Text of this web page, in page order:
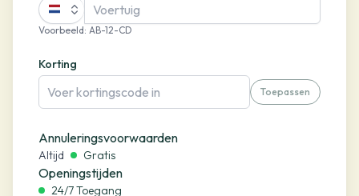
Voorbeeld: AB-12-CD
Korting
Toepassen
Annuleringsvoorwaarden
Altijd Gratis
Openingstijden
24/7 Toegang